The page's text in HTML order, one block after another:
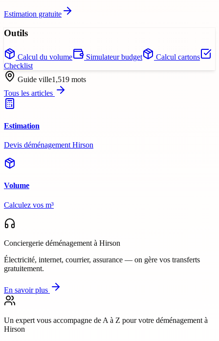
Estimation gratuite
Outils
Calcul du volume Simulateur budget
Calcul cartons
Checklist
Guide ville1,519 mots
Tous les articles
Estimation
Devis déménagement Hirson
Volume
Calculez vos m³
Conciergerie déménagement à Hirson
Électricité, internet, courrier, assurance — on gère vos transferts
gratuitement.
En savoir plus
Un expert vous accompagne de A à Z pour votre déménagement à
Hirson